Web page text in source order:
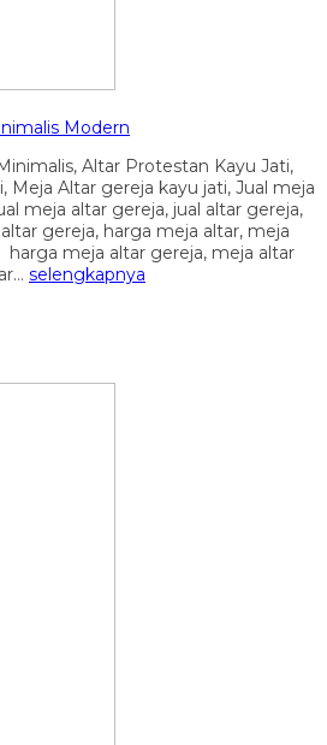
Modern
Altar Protestan Kayu Jati,
Meja Altar gereja kayu jati, Jual meja
meja altar gereja, jual altar gereja,
gereja, harga meja altar, meja
meja altar gereja, meja altar
selengkapnya